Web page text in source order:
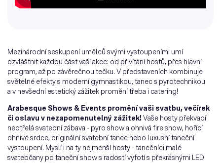
Mezinárodní seskupení umělců svými vystoupeními umí
ozvláštnit každou část vaší akce: od přivítání hostů, přes hlavní
program, až po závěrečnou tečku. V představeních kombinuje
světelné efekty s moderní gymnastikou, tanec s pyrotechnikou
a v nevšední estetický zážitek promění třeba i catering!
Arabesque Shows & Events promění vaši svatbu, večírek
či oslavu v nezapomenutelný zážitek! Vaše hosty překvapí
neotřelá svatební zábava - pyro show a ohnivá fire show, hořící
ohnivé srdce, originální svatební tanec nebo luxusní taneční
vystoupení. Myslí i na ty nejmenší hosty - tanečníci malé
svatebčany po taneční show s radostí vyfotí s překrásnými LED